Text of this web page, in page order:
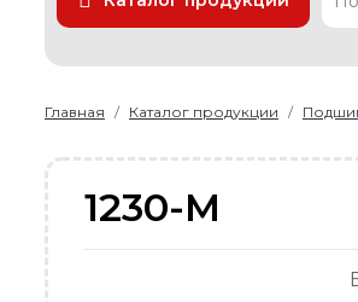
Уплотнения
Главная Каталог продукции
1230-M